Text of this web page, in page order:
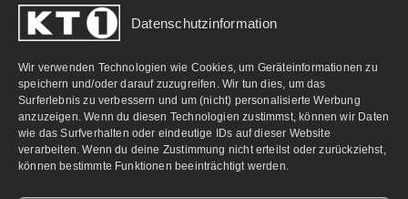
Datenschutzinformation
Wir verwenden Technologien wie Cookies, um Geräteinformationen zu
speichern und/oder darauf zuzugreifen. Wir tun dies, um das
Surferlebnis zu verbessern und um (nicht) personalisierte Werbung
anzuzeigen. Wenn du diesen Technologien zustimmst, können wir Daten
wie das Surfverhalten oder eindeutige IDs auf dieser Website
verarbeiten. Wenn du deine Zustimmung nicht erteilst oder zurückziehst,
können bestimmte Funktionen beeinträchtigt werden.
PARTNERLINKS: